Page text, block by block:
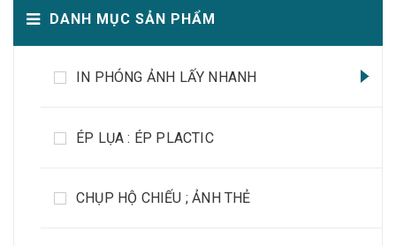
DANH MỤC SẢN PHẨM
IN PHÓNG ẢNH LẤY NHANH
ÉP LỤA : ÉP PLACTIC
CHỤP HỘ CHIẾU ; ẢNH THẺ